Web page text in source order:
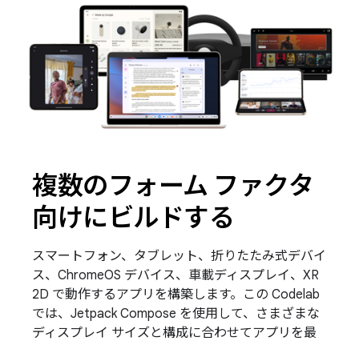
複数のフォーム ファクタ
向けにビルドする
スマートフォン、タブレット、折りたたみ式デバイ
ス、ChromeOS デバイス、車載ディスプレイ、XR
2D で動作するアプリを構築します。この Codelab
では、Jetpack Compose を使用して、さまざまな
ディスプレイ サイズと構成に合わせてアプリを最